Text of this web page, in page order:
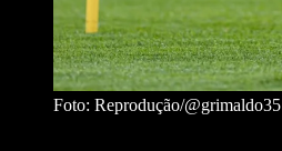
Foto: Reprodução/@grimaldo35